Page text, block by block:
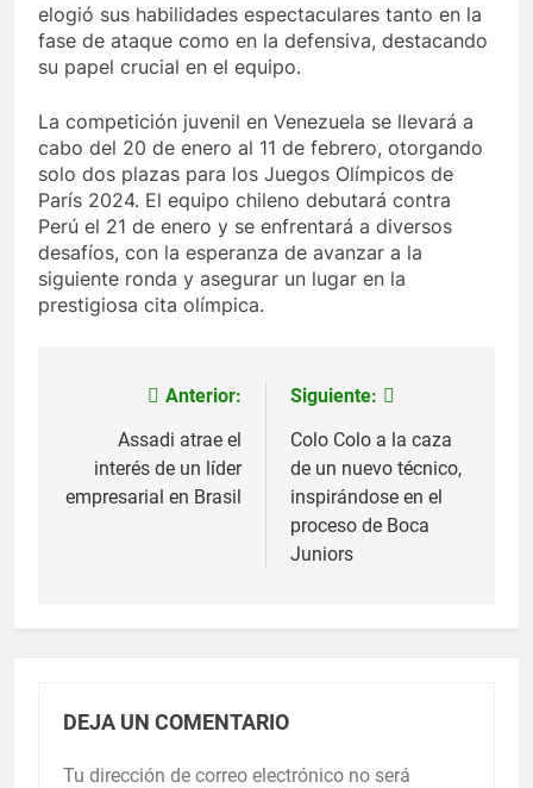
elogió sus habilidades espectaculares tanto en la
fase de ataque como en la defensiva, destacando
su papel crucial en el equipo.
La competición juvenil en Venezuela se llevará a
cabo del 20 de enero al 11 de febrero, otorgando
solo dos plazas para los Juegos Olímpicos de
París 2024. El equipo chileno debutará contra
Perú el 21 de enero y se enfrentará a diversos
desafíos, con la esperanza de avanzar a la
siguiente ronda y asegurar un lugar en la
prestigiosa cita olímpica.
Navegación
entradas
Anterior:
Assadi atrae el
interés de un líder
empresarial en Brasil
Siguiente:
Colo Colo a la caza
de un nuevo técnico,
inspirándose en el
proceso de Boca
Juniors
DEJA UN COMENTARIO
Tu dirección de correo electrónico no será